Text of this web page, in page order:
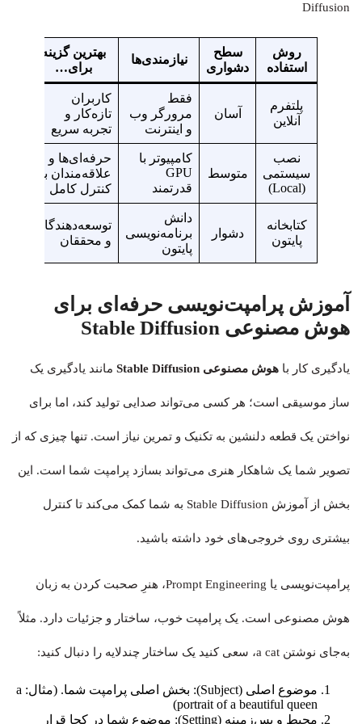
Diffusion
روش
استفاده
سطح
دشواری
نیازمندی‌ها
بهترین گزینه
برای…
پلتفرم
آنلاین
آسان
فقط
مرورگر وب
و اینترنت
کاربران
تازه‌کار و
تجربه سریع
نصب
سیستمی
(Local)
متوسط
کامپیوتر با
GPU
قدرتمند
حرفه‌ای‌ها و
علاقه‌مندان به
کنترل کامل
کتابخانه
پایتون
دشوار
دانش
برنامه‌نویسی
پایتون
توسعه‌دهندگان
و محققان
آموزش پرامپت‌نویسی حرفه‌ای برای
هوش مصنوعی Stable Diffusion
یادگیری کار با هوش مصنوعی Stable Diffusion مانند یادگیری یک
ساز موسیقی است؛ هر کسی می‌تواند صدایی تولید کند، اما برای
نواختن یک قطعه دلنشین به تکنیک و تمرین نیاز است. تنها چیزی که از
تصویر شما یک شاهکار هنری می‌تواند بسازد پرامپت شما است. این
بخش از آموزش Stable Diffusion به شما کمک می‌کند تا کنترل
بیشتری روی خروجی‌های خود داشته باشید.
پرامپت‌نویسی یا Prompt Engineering، هنرِ صحبت کردن به زبان
هوش مصنوعی است. یک پرامپت خوب، ساختار و جزئیات دارد. مثلاً
به‌جای نوشتن a cat، سعی کنید یک ساختار چندلایه را دنبال کنید:
موضوع اصلی (Subject): بخش اصلی پرامپت شما. (مثال: a
portrait of a beautiful queen)
محیط و پس‌زمینه (Setting): موضوع شما در کجا قرار